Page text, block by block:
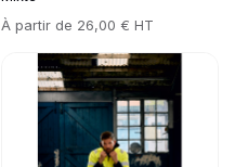
Prix
À partir de 26,00 € HT
Go to product page